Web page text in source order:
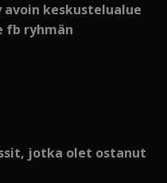
avoin keskustelualue
fb ryhmän
jotka olet ostanut